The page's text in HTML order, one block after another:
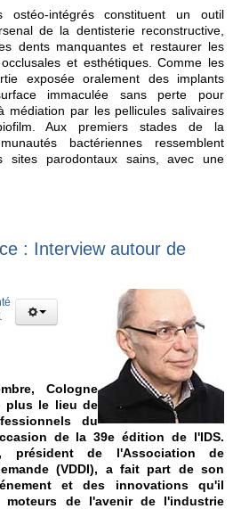
ostéo-intégrés constituent un outil
de la dentisterie reconstructive,
dents manquantes et restaurer les
et esthétiques. Comme les
exposée oralement des implants
immaculée sans perte pour
médiation par les pellicules salivaires
Aux premiers stades de la
bactériennes ressemblent
sites parodontaux sains, avec une
: Interview autour de
Cologne
plus le lieu de
du
de la 39e édition de l'IDS.
président de l'Association de
(VDDI), a fait part de son
et des innovations qu'il
moteurs de l'avenir de l'industrie